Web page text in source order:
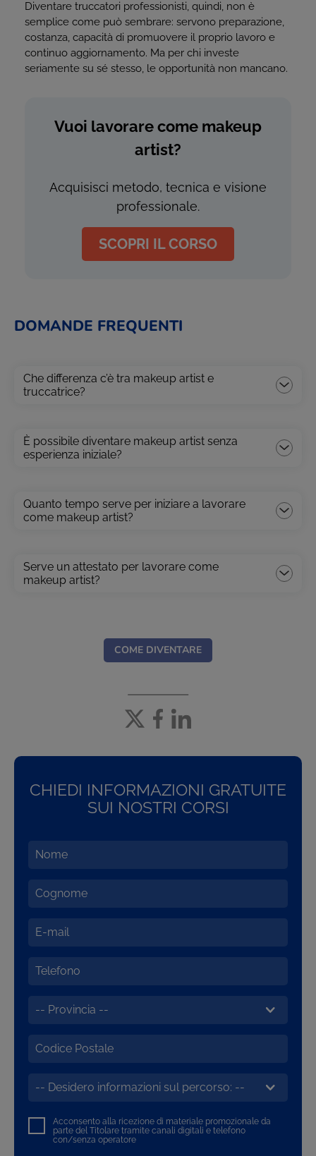
Diventare truccatori professionisti, quindi, non è
semplice come può sembrare: servono preparazione,
costanza, capacità di promuovere il proprio lavoro e
continuo aggiornamento. Ma per chi investe
seriamente su sé stesso, le opportunità non mancano.
Vuoi lavorare come makeup
artist?
Acquisisci metodo, tecnica e visione
professionale.
SCOPRI IL CORSO
DOMANDE FREQUENTI
Che differenza c’è tra makeup artist e
truccatrice?
È possibile diventare makeup artist senza
esperienza iniziale?
Quanto tempo serve per iniziare a lavorare
come makeup artist?
Serve un attestato per lavorare come
makeup artist?
COME DIVENTARE
CHIEDI INFORMAZIONI GRATUITE
SUI NOSTRI CORSI
Acconsento alla ricezione di materiale promozionale da
parte del Titolare tramite canali digitali e telefono
con/senza operatore